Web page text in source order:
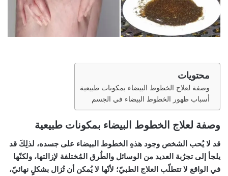
محتويات
وصفة لعلاج الخطوط البيضاء بمكونات طبيعية
أسباب ظهور الخطوط البيضاء في الجسم
وصفة لعلاج الخطوط البيضاء بمكونات طبيعية
قد لا يُحب الشخص وجود هذهِ الخطوط البيضاء على جسده، لذلِكَ قد
يلجأ إلى تجرُبة العديد من الوسائل والطُرق المُختلفة لإزالتها، ولكنّها
في الواقع لا تتطلّب العلاج الطبيّ؛ لأنّها لا يُمكن أن تُزال بشكلٍ نهائيّ،